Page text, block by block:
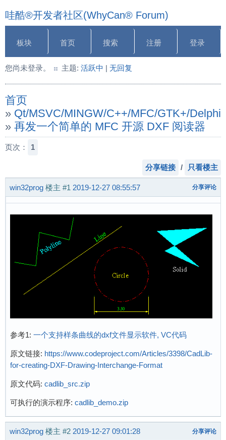
哇酷®开发者社区(WhyCan® Forum)
板块 首页 搜索 注册 登录
您尚未登录。 主题: 活跃中 | 无回复
首页
» Qt/MSVC/MINGW/C++/MFC/GTK+/
» 再发一个简单的 MFC 开源 DXF 阅读器
页次： 1
分享链接 / 只看楼主
win32prog 楼主 #1 2019-12-27 08:55:57 分享评论
参考1: 一个支持样条曲线的dxf文件显示软件, VC代码
原文链接: https://www.codeproject.com/Articles/3398/CadLib-
for-creating-DXF-Drawing-Interchange-Format
原文代码: cadlib_src.zip
可执行的演示程序: cadlib_demo.zip
win32prog 楼主 #2 2019-12-27 09:01:28 分享评论